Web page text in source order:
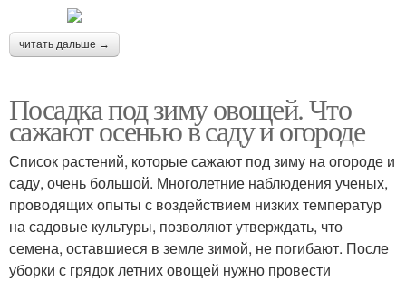
читать дальше →
Посадка под зиму овощей. Что
сажают осенью в саду и огороде
Список растений, которые сажают под зиму на огороде и
саду, очень большой. Многолетние наблюдения ученых,
проводящих опыты с воздействием низких температур
на садовые культуры, позволяют утверждать, что
семена, оставшиеся в земле зимой, не погибают. После
уборки с грядок летних овощей нужно провести